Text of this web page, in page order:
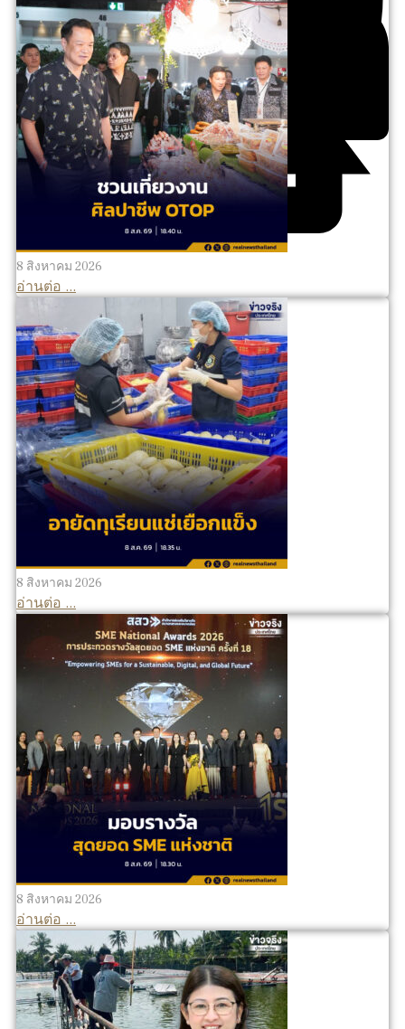
8 สิงหาคม 2026
อ่านต่อ ...
8 สิงหาคม 2026
อ่านต่อ ...
8 สิงหาคม 2026
อ่านต่อ ...